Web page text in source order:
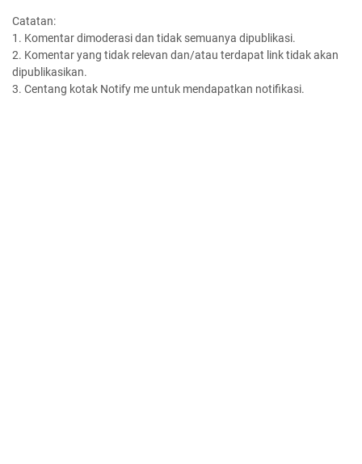
Catatan:
1. Komentar dimoderasi dan tidak semuanya dipublikasi.
2. Komentar yang tidak relevan dan/atau terdapat link tidak akan
dipublikasikan.
3. Centang kotak Notify me untuk mendapatkan notifikasi.